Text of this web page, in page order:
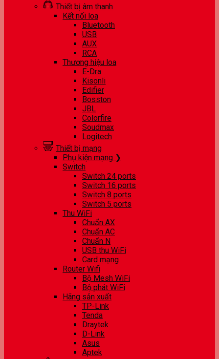
Thiết bị âm thanh
Kết nối loa
Bluetooth
USB
AUX
RCA
Thương hiệu loa
E-Dra
Kisonli
Edifier
Bosston
JBL
Colorfire
Soudmax
Logitech
Thiết bị mạng
Phụ kiện mạng ❯
Switch
Switch 24 ports
Switch 16 ports
Switch 8 ports
Switch 5 ports
Thu WiFi
Chuẩn AX
Chuẩn AC
Chuẩn N
USB thu WiFi
Card mạng
Router Wifi
Bộ Mesh WiFi
Bộ phát WiFi
Hãng sản xuất
TP-Link
Tenda
Draytek
D-Link
Asus
Aptek